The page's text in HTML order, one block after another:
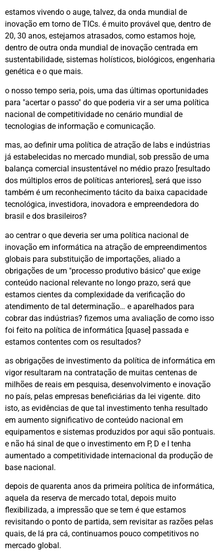
estamos vivendo o auge, talvez, da onda mundial de
inovação em torno de TICs. é muito provável que, dentro de
20, 30 anos, estejamos atrasados, como estamos hoje,
dentro de outra onda mundial de inovação centrada em
sustentabilidade, sistemas holísticos, biológicos, engenharia
genética e o que mais.
o nosso tempo seria, pois, uma das últimas oportunidades
para "acertar o passo" do que poderia vir a ser uma política
nacional de competitividade no cenário mundial de
tecnologias de informação e comunicação.
mas, ao definir uma política de atração de labs e indústrias
já estabelecidas no mercado mundial, sob pressão de uma
balança comercial insustentável no médio prazo [resultado
dos múltiplos erros de políticas anteriores], será que isso
também é um reconhecimento tácito da baixa capacidade
tecnológica, investidora, inovadora e empreendedora do
brasil e dos brasileiros?
ao centrar o que deveria ser uma política nacional de
inovação em informática na atração de empreendimentos
globais para substituição de importações, aliado a
obrigações de um "processo produtivo básico" que exige
conteúdo nacional relevante no longo prazo, será que
estamos cientes da complexidade da verificação do
atendimento de tal determinação… e aparelhados para
cobrar das indústrias? fizemos uma avaliação de como isso
foi feito na política de informática [quase] passada e
estamos contentes com os resultados?
as obrigações de investimento da política de informática em
vigor resultaram na contratação de muitas centenas de
milhões de reais em pesquisa, desenvolvimento e inovação
no país, pelas empresas beneficiárias da lei vigente. dito
isto, as evidências de que tal investimento tenha resultado
em aumento significativo de conteúdo nacional em
equipamentos e sistemas produzidos por aqui são pontuais.
e não há sinal de que o investimento em P, D e I tenha
aumentado a competitividade internacional da produção de
base nacional.
depois de quarenta anos da primeira política de informática,
aquela da reserva de mercado total, depois muito
flexibilizada, a impressão que se tem é que estamos
revisitando o ponto de partida, sem revisitar as razões pelas
quais, de lá pra cá, continuamos pouco competitivos no
mercado global.